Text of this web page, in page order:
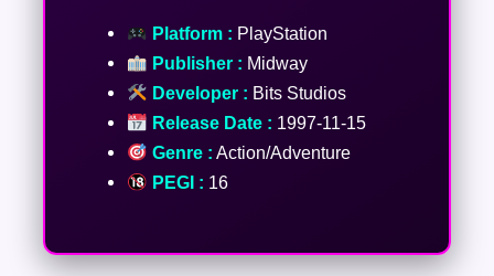
Platform : PlayStation
Publisher : Midway
Developer : Bits Studios
Release Date : 1997-11-15
Genre : Action/Adventure
PEGI : 16